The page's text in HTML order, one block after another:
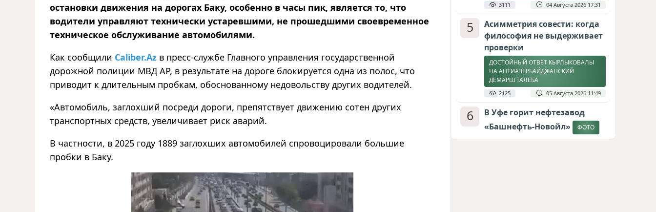
остановки движения на дорогах Баку, особенно в часы пик, является то, что
водители управляют технически устаревшими, не прошедшими своевременное
техническое обслуживание автомобилями.
Как сообщили Caliber.Az в пресс-службе Главного управления государственной
дорожной полиции МВД АР, в результате на дороге блокируется одна из полос, что
приводит к длительным пробкам, обоснованному недовольству других водителей.
«Автомобиль, заглохший посреди дороги, препятствует движению сотен других
транспортных средств, увеличивает риск аварий.
В частности, в 2025 году 1889 заглохших автомобилей спровоцировали большие
пробки в Баку.
3111 04 Августа 2026 17:31
5
Асимметрия совести: когда
философия не выдерживает
проверки
ДОСТОЙНЫЙ ОТВЕТ КЫРЛЫКОВАЛЫ
НА АНТИАЗЕРБАЙДЖАНСКИЙ
ДЕМАРШ ТАЛЕБА
2125 05 Августа 2026 11:49
6
В Уфе горит нефтезавод
«Башнефть-Новойл»
ФОТО